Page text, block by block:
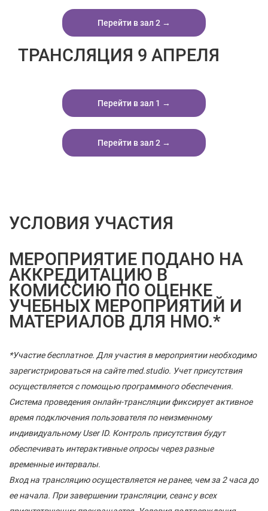
Перейти в зал 2 →
ТРАНСЛЯЦИЯ 9 АПРЕЛЯ
Перейти в зал 1 →
Перейти в зал 2 →
УСЛОВИЯ УЧАСТИЯ
МЕРОПРИЯТИЕ ПОДАНО НА
АККРЕДИТАЦИЮ В
КОМИССИЮ ПО ОЦЕНКЕ
УЧЕБНЫХ МЕРОПРИЯТИЙ И
МАТЕРИАЛОВ ДЛЯ НМО.*
*Участие бесплатное. Для участия в мероприятии необходимо
зарегистрироваться на сайте med.studio. Учет присутствия
осуществляется с помощью программного обеспечения.
Система проведения онлайн-трансляции фиксирует активное
время подключения пользователя по неизменному
индивидуальному User ID. Контроль присутствия будут
обеспечивать интерактивные опросы через разные
временные интервалы.
Вход на трансляцию осуществляется не ранее, чем за 2 часа до
ее начала. При завершении трансляции, сеанс у всех